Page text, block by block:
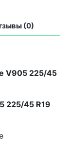
(0)
V905 225/45
225/45 R19